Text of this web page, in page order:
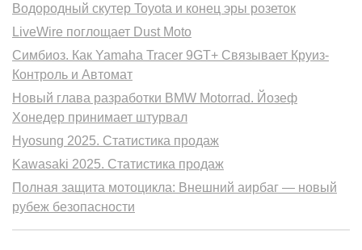
Водородный скутер Toyota и конец эры розеток
LiveWire поглощает Dust Moto
Симбиоз. Как Yamaha Tracer 9GT+ Связывает Круиз-
Контроль и Автомат
Новый глава разработки BMW Motorrad. Йозеф
Хонедер принимает штурвал
Hyosung 2025. Статистика продаж
Kawasaki 2025. Статистика продаж
Полная защита мотоцикла: Внешний аирбаг — новый
рубеж безопасности